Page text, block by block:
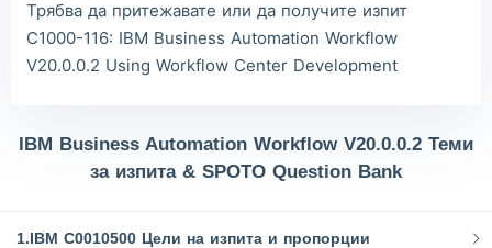
Трябва да притежавате или да получите изпит
C1000-116: IBM Business Automation Workflow
V20.0.0.2 Using Workflow Center Development
IBM Business Automation Workflow V20.0.0.2 Теми
за изпита & SPOTO Question Bank
1.IBM C0010500 Цели на изпита и пропорции